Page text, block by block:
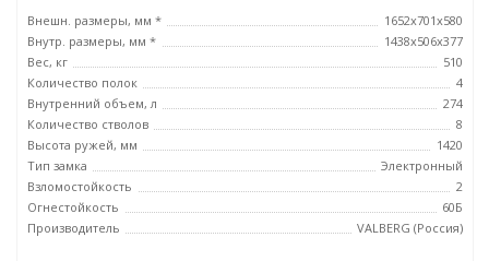
Внешн. размеры, мм *
1652x701x580
Внутр. размеры, мм *
1438х506х377
Вес, кг
510
Количество полок
4
Внутренний объем, л
274
Количество стволов
8
Высота ружей, мм
1420
Тип замка
Электронный
Взломостойкость
2
Огнестойкость
60Б
Производитель
VALBERG (Россия)